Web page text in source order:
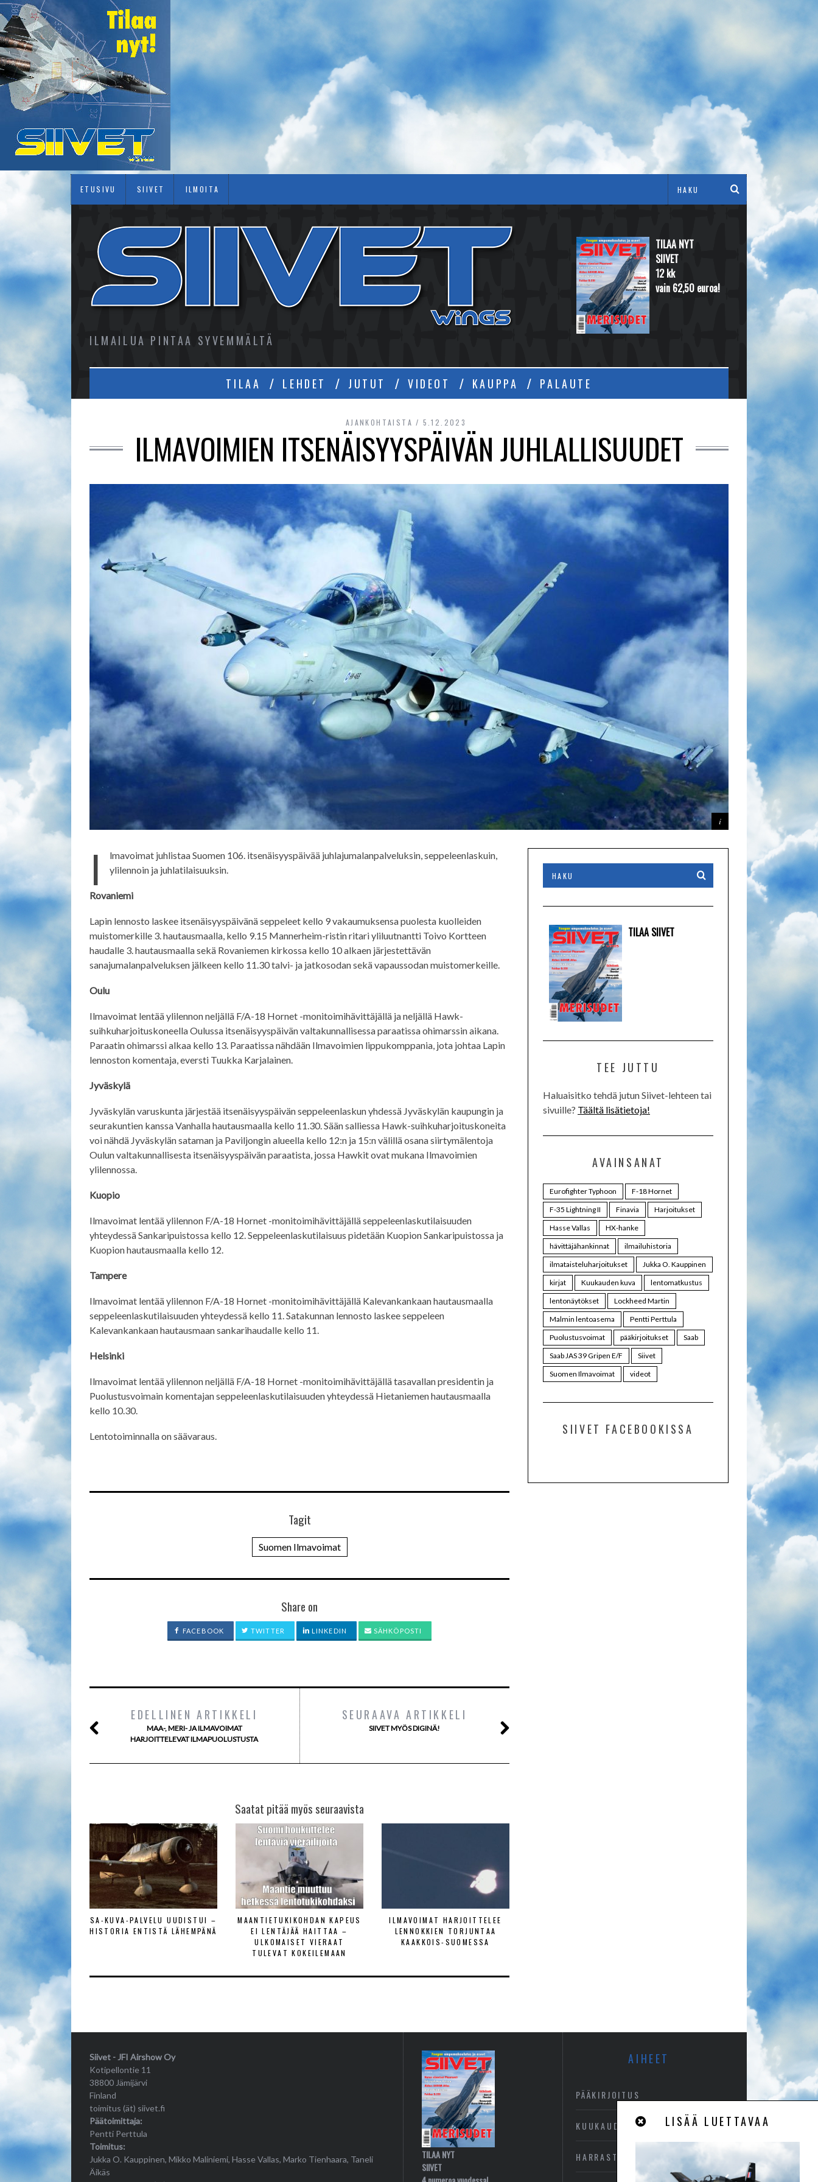
ETUSIVU SIIVET ILMOITA
ILMAILUA PINTAA SYVEMMÄLTÄ
TILAA NYT
SIIVET
12 kk
vain 62,50 euroa!
TILAA LEHDET JUTUT VIDEOT KAUPPA PALAUTE
AJANKOHTAISTA 5.12.2023
ILMAVOIMIEN ITSENÄISYYSPÄIVÄN JUHLALLISUUDET
I
lmavoimat juhlistaa Suomen 106. itsenäisyyspäivää juhlajumalanpalveluksin, seppeleenlaskuin,
ylilennoin ja juhlatilaisuuksin.
Rovaniemi
Lapin lennosto laskee itsenäisyyspäivänä seppeleet kello 9 vakaumuksensa puolesta kuolleiden
muistomerkille 3. hautausmaalla, kello 9.15 Mannerheim-ristin ritari yliluutnantti Toivo Kortteen
haudalle 3. hautausmaalla sekä Rovaniemen kirkossa kello 10 alkaen järjestettävän
sanajumalanpalveluksen jälkeen kello 11.30 talvi- ja jatkosodan sekä vapaussodan muistomerkeille.
Oulu
Ilmavoimat lentää ylilennon neljällä F/A-18 Hornet -monitoimihävittäjällä ja neljällä Hawk-
suihkuharjoituskoneella Oulussa itsenäisyyspäivän valtakunnallisessa paraatissa ohimarssin aikana.
Paraatin ohimarssi alkaa kello 13. Paraatissa nähdään Ilmavoimien lippukomppania, jota johtaa Lapin
lennoston komentaja, eversti Tuukka Karjalainen.
Jyväskylä
Jyväskylän varuskunta järjestää itsenäisyyspäivän seppeleenlaskun yhdessä Jyväskylän kaupungin ja
seurakuntien kanssa Vanhalla hautausmaalla kello 11.30. Sään salliessa Hawk-suihkuharjoituskoneita
voi nähdä Jyväskylän sataman ja Paviljongin alueella kello 12:n ja 15:n välillä osana siirtymälentoja
Oulun valtakunnallisesta itsenäisyyspäivän paraatista, jossa Hawkit ovat mukana Ilmavoimien
ylilennossa.
Kuopio
Ilmavoimat lentää ylilennon F/A-18 Hornet -monitoimihävittäjällä seppeleenlaskutilaisuuden
yhteydessä Sankaripuistossa kello 12. Seppeleenlaskutilaisuus pidetään Kuopion Sankaripuistossa ja
Kuopion hautausmaalla kello 12.
Tampere
Ilmavoimat lentää ylilennon F/A-18 Hornet -monitoimihävittäjällä Kalevankankaan hautausmaalla
seppeleenlaskutilaisuuden yhteydessä kello 11. Satakunnan lennosto laskee seppeleen
Kalevankankaan hautausmaan sankarihaudalle kello 11.
Helsinki
Ilmavoimat lentää ylilennon neljällä F/A-18 Hornet -monitoimihävittäjällä tasavallan presidentin ja
Puolustusvoimain komentajan seppeleenlaskutilaisuuden yhteydessä Hietaniemen hautausmaalla
kello 10.30.
Lentotoiminnalla on säävaraus.
Tagit
Suomen Ilmavoimat
Share on
FACEBOOK TWITTER LINKEDIN SÄHKÖPOSTI
EDELLINEN ARTIKKELI
MAA-, MERI- JA ILMAVOIMAT
HARJOITTELEVAT ILMAPUOLUSTUSTA
SEURAAVA ARTIKKELI
SIIVET MYÖS DIGINÄ!
Saatat pitää myös seuraavista
SA-KUVA-PALVELU UUDISTUI –
HISTORIA ENTISTÄ LÄHEMPÄNÄ
MAANTIETUKIKOHDAN KAPEUS
EI LENTÄJÄÄ HAITTAA –
ULKOMAISET VIERAAT
TULEVAT KOKEILEMAAN
ILMAVOIMAT HARJOITTELEE
LENNOKKIEN TORJUNTAA
KAAKKOIS-SUOMESSA
TILAA SIIVET
TEE JUTTU
Haluaisitko tehdä jutun Siivet-lehteen tai
sivuille? Täältä lisätietoja!
AVAINSANAT
Eurofighter Typhoon
F-18 Hornet
F-35 Lightning II
Finavia
Harjoitukset
Hasse Vallas
HX-hanke
hävittäjähankinnat
ilmailuhistoria
ilmataisteluharjoitukset
Jukka O. Kauppinen
kirjat
Kuukauden kuva
lentomatkustus
lentonäytökset
Lockheed Martin
Malmin lentoasema
Pentti Perttula
Puolustusvoimat
pääkirjoitukset
Saab
Saab JAS 39 Gripen E/F
Siivet
Suomen Ilmavoimat
videot
SIIVET FACEBOOKISSA
LISÄÄ LUETTAVAA
Siivet - JFI Airshow Oy
Kotipellontie 11
38800 Jämijärvi
Finland
toimitus (ät) siivet.fi
Päätoimittaja:
Pentti Perttula
Toimitus:
Jukka O. Kauppinen, Mikko Maliniemi, Hasse Vallas, Marko Tienhaara, Taneli
Äikäs
TILAA NYT
SIIVET
AIHEET
PÄÄKIRJOITUS
KUUKAUDEN KUVA
HARRASTEILMAILU